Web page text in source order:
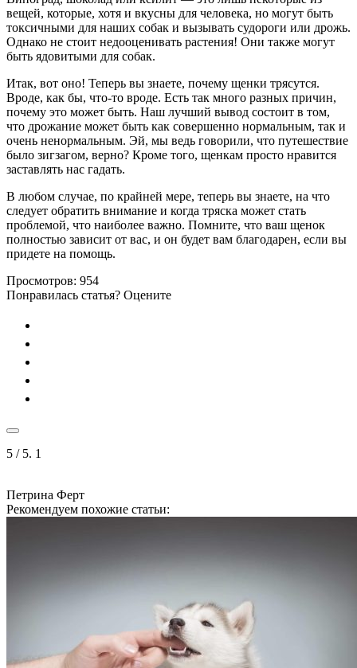
вещей, которые, хотя и вкусны для человека, но могут быть
токсичными для наших собак и вызывать судороги или дрожь.
Однако не стоит недооценивать растения! Они также могут
быть ядовитыми для собак.
Итак, вот оно! Теперь вы знаете, почему щенки трясутся.
Вроде, как бы, что-то вроде. Есть так много разных причин,
почему это может быть. Наш лучший вывод состоит в том,
что дрожание может быть как совершенно нормальным, так и
очень ненормальным. Эй, мы ведь говорили, что путешествие
было зигзагом, верно? Кроме того, щенкам просто нравится
заставлять нас гадать.
В любом случае, по крайней мере, теперь вы знаете, на что
следует обратить внимание и когда тряска может стать
проблемой, что наиболее важно. Помните, что ваш щенок
полностью зависит от вас, и он будет вам благодарен, если вы
придете на помощь.
Просмотров: 954
Понравилась статья? Оцените
5 / 5. 1
Петрина Ферт
Рекомендуем похожие статьи: